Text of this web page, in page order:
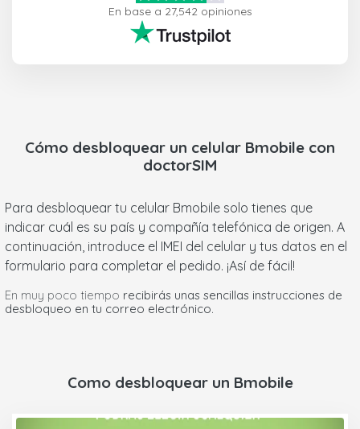
En base a 27,542 opiniones
Cómo desbloquear un celular Bmobile con
doctorSIM
Para desbloquear tu celular Bmobile solo tienes que
indicar cuál es su país y compañía telefónica de origen. A
continuación, introduce el IMEI del celular y tus datos en el
formulario para completar el pedido. ¡Así de fácil!
En muy poco tiempo recibirás unas sencillas instrucciones de
desbloqueo en tu correo electrónico.
Como desbloquear un Bmobile